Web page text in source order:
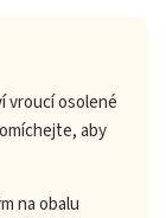
vroucí osolené
aby
na obalu